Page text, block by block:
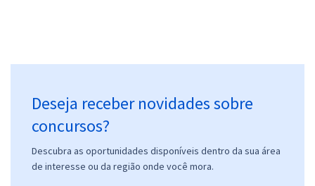
Deseja receber novidades sobre
concursos?
Descubra as oportunidades disponíveis dentro da sua área
de interesse ou da região onde você mora.